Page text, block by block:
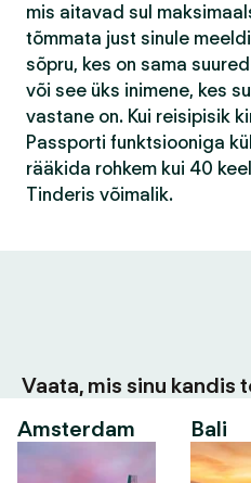
mis aitavad sul
tõmmata just sinule
sõpru, kes on sama
või see üks inimene, kes
vastane on. Kui reisipisik
Passporti funktsiooniga
rääkida rohkem kui 40
Tinderis võimalik.
Vaata, mis sinu kandis
Amsterdam
Bali